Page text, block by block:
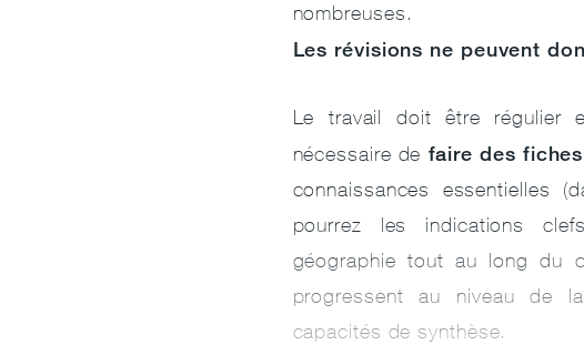
nombreuses.
Les révisions ne peuvent
Le travail doit être régulier
nécessaire de faire des fiches
connaissances essentielles
pourrez les indications
géographie tout au long du
progressent au niveau de
capacités de synthèse.